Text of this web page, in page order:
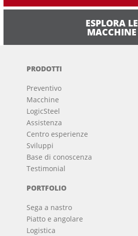
ESPLORA LE
MACCHINE
PRODOTTI
Preventivo
Macchine
LogicSteel
Assistenza
Centro esperienze
Sviluppi
Base di conoscenza
Testimonial
PORTFOLIO
Sega a nastro
Piatto e angolare
Logistica